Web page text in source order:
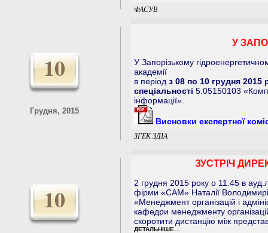
ФАСУВ
10
Грудня, 2015
У
У Запорізькому
академії
в період з 08 по 10 грудня 2015
спеціальності 5.05150103
інформації».
Висновки експертної
ЗГЕК ЗДІА
10
ЗУСТРІЧ
2 грудня 2015 року о 11.45 в
фірми «САМ» Наталії
«Менеджмент організацій і
кафедри менеджменту
скоротити дистанцію між
ДЕТАЛЬНІШЕ…